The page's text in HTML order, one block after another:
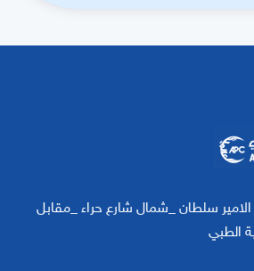
سلطان _شمال شارع حراء _مقابل
الطبي